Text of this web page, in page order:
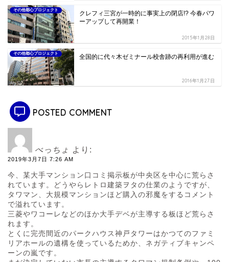
その他都心プロジェクト
クレフィ三宮が一時的に事実上の閉店!? 今春パワ
ーアップして再開業！
2015年1月28日
その他都心プロジェクト 全国的に代々木ゼミナール校舎跡の再利用が進む
2016年1月27日
POSTED COMMENT
べっちょ より:
2019年3月7日 7:26 AM
今、某大手マンション口コミ掲示板が中央区を中心に荒らさ
れています。どうやらレトロ建築ヲタの仕業のようですが、
タワマン、大規模マンションほど購入の邪魔をするコメント
で溢れています。
三菱やワコーレなどのほか大手デベが主導する板ほど荒らさ
れます。
とくに完売間近のパークハウス神戸タワーはかつてのファミ
リアホールの遺構を使っているためか、ネガティブキャンペ
ーンの嵐です。